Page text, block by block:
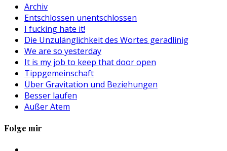
Archiv
Entschlossen unentschlossen
I fucking hate it!
Die Unzulänglichkeit des Wortes geradlinig
We are so yesterday
It is my job to keep that door open
Tippgemeinschaft
Über Gravitation und Beziehungen
Besser laufen
Außer Atem
Folge mir